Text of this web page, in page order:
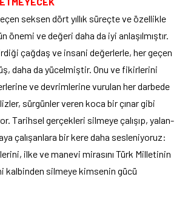
seksen dört yıllık süreçte ve özellikle
önemi ve değeri daha da iyi anlaşılmıştır.
çağdaş ve insani değerlerle, her geçen
daha da yücelmiştir. Onu ve fikirlerini
ve devrimlerine vurulan her darbede
sürgünler veren koca bir çınar gibi
Tarihsel gerçekleri silmeye çalışıp, yalan-
çalışanlara bir kere daha sesleniyoruz:
ilke ve manevi mirasını Türk Milletinin
kalbinden silmeye kimsenin gücü